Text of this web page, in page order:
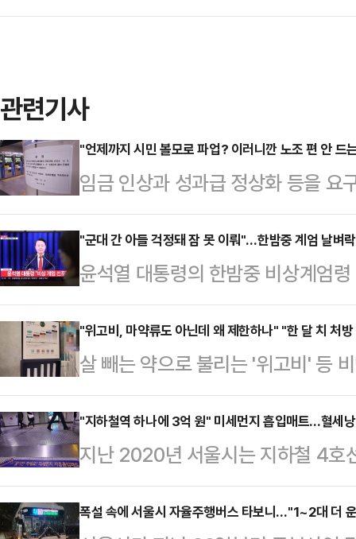
관련기사
"언제까지 시민 볼모로 파업? 이러니깐 노조 편 안
임금 인상과 성과급 정상화 등을 요
조합(철도노조)이 5일 오전 첫 열차
다. 이에 따라 고속철도(KTX)와 새
이 시작됐고, 한국철도공사(코레일
송에 차질이 발생했다. 출근길 불편
로 파업할 것인가", "이러니깐 시민
벌써부터 걱정된다" 등의 원성을
판 실무교섭…
"군대 간 아들 걱정돼 잠 못 이뤄"…한밤중 계엄 날벼
윤석열 대통령의 한밤중 비상계엄
해제됐다. 불과 6시간의 짧은 계엄
회 내 군 투입 등에 시민들은 패닉
분께 긴급 대국민담화를 통해 비상
수 참모조차 모른 채 극비리에 준비
간 만에 계엄 지역의 모든 행정사무
됐고, 계엄사령관에 박안수 육군참
을 멘 계엄군들이 …
"위고비, 마약류도 아닌데 왜 제한하나" "한 달 치 처
살 빼는 약으로 불리는 '위고비' 등
한됐다. 비대면 진료 시 손쉽게 비
가 제기됐기 때문인데, 시민들은 "
스럽게 비대면 처방을 중단하니깐
중단 소식을 듣고 미리 한 달 치 처
선 "치료제 처방을 위해 몸무게까
"지하철역 하나에 3억 원" 미세먼지 흡입매트…혈세
지난 2020년 서울시는 지하철 4호
곳에 미세먼지 흡입매트를 설치했
론에 따라 미세먼지 저감 대책의 일
폭설 속에 서울시 자율주행버스 타보니…"1~2대 더